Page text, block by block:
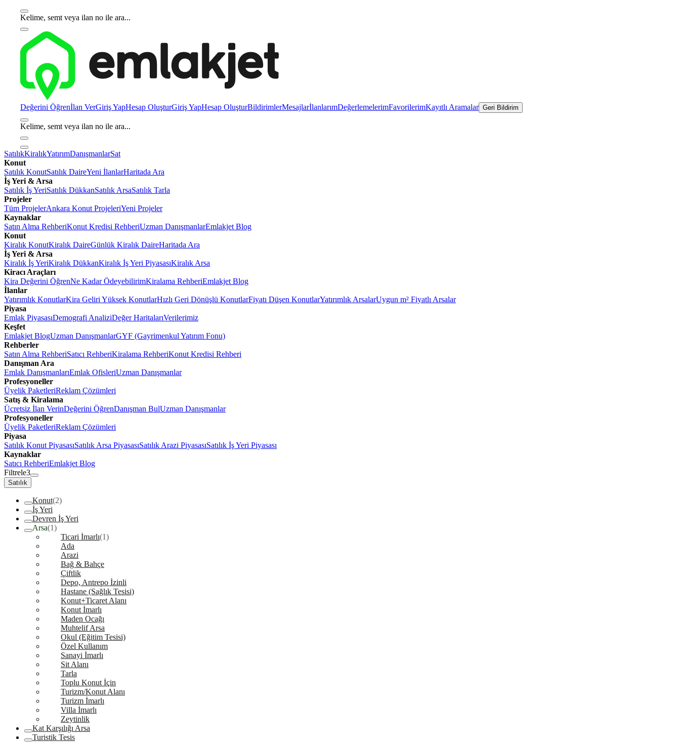
Kelime, semt veya ilan no ile ara...
Değerini Öğrenİlan VerGiriş YapHesap OluşturGiriş YapHesap OluşturBildirimlerMesajlarİlanlarımDeğerlemelerimFavorilerimKayıtlı Aramalar Geri Bildirim
Kelime, semt veya ilan no ile ara...
SatılıkKiralıkYatırımDanışmanlarSat
Konut
Satılık KonutSatılık DaireYeni İlanlarHaritada Ara
İş Yeri & Arsa
Satılık İş YeriSatılık DükkanSatılık ArsaSatılık Tarla
Projeler
Tüm ProjelerAnkara Konut ProjeleriYeni Projeler
Kaynaklar
Satın Alma RehberiKonut Kredisi RehberiUzman DanışmanlarEmlakjet Blog
Konut
Kiralık KonutKiralık DaireGünlük Kiralık DaireHaritada Ara
İş Yeri & Arsa
Kiralık İş YeriKiralık DükkanKiralık İş Yeri PiyasasıKiralık Arsa
Kiracı Araçları
Kira Değerini ÖğrenNe Kadar ÖdeyebilirimKiralama RehberiEmlakjet Blog
İlanlar
Yatırımlık KonutlarKira Geliri Yüksek KonutlarHızlı Geri Dönüşlü KonutlarFiyatı Düşen KonutlarYatırımlık ArsalarUygun m² Fiyatlı Arsalar
Piyasa
Emlak PiyasasıDemografi AnaliziDeğer HaritalarıVerilerimiz
Keşfet
Emlakjet BlogUzman DanışmanlarGYF (Gayrimenkul Yatırım Fonu)
Rehberler
Satın Alma RehberiSatıcı RehberiKiralama RehberiKonut Kredisi Rehberi
Danışman Ara
Emlak DanışmanlarıEmlak OfisleriUzman Danışmanlar
Profesyoneller
Üyelik PaketleriReklam Çözümleri
Satış & Kiralama
Ücretsiz İlan VerinDeğerini ÖğrenDanışman BulUzman Danışmanlar
Profesyoneller
Üyelik PaketleriReklam Çözümleri
Piyasa
Satılık Konut PiyasasıSatılık Arsa PiyasasıSatılık Arazi PiyasasıSatılık İş Yeri Piyasası
Kaynaklar
Satıcı RehberiEmlakjet Blog
Filtrele3
Satılık
Konut(2)
İş Yeri
Devren İş Yeri
Arsa(1)
Ticari İmarlı(1)
Ada
Arazi
Bağ & Bahçe
Çiftlik
Depo, Antrepo İzinli
Hastane (Sağlık Tesisi)
Konut+Ticaret Alanı
Konut İmarlı
Maden Ocağı
Muhtelif Arsa
Okul (Eğitim Tesisi)
Özel Kullanım
Sanayi İmarlı
Sit Alanı
Tarla
Toplu Konut İçin
Turizm/Konut Alanı
Turizm İmarlı
Villa İmarlı
Zeytinlik
Kat Karşılığı Arsa
Turistik Tesis